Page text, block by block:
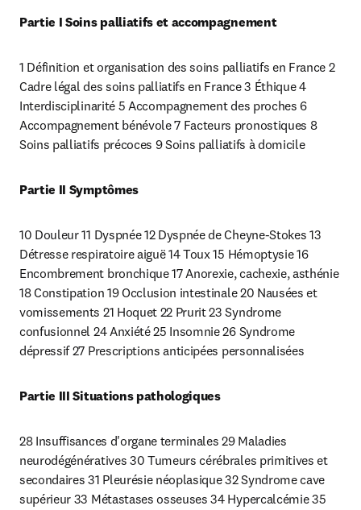
Partie I Soins palliatifs et accompagnement
1 Définition et organisation des soins palliatifs en France 2
Cadre légal des soins palliatifs en France 3 Éthique 4
Interdisciplinarité 5 Accompagnement des proches 6
Accompagnement bénévole 7 Facteurs pronostiques 8
Soins palliatifs précoces 9 Soins palliatifs à domicile
Partie II Symptômes
10 Douleur 11 Dyspnée 12 Dyspnée de Cheyne-Stokes 13
Détresse respiratoire aiguë 14 Toux 15 Hémoptysie 16
Encombrement bronchique 17 Anorexie, cachexie, asthénie
18 Constipation 19 Occlusion intestinale 20 Nausées et
vomissements 21 Hoquet 22 Prurit 23 Syndrome
confusionnel 24 Anxiété 25 Insomnie 26 Syndrome
dépressif 27 Prescriptions anticipées personnalisées
Partie III Situations pathologiques
28 Insuffisances d'organe terminales 29 Maladies
neurodégénératives 30 Tumeurs cérébrales primitives et
secondaires 31 Pleurésie néoplasique 32 Syndrome cave
supérieur 33 Métastases osseuses 34 Hypercalcémie 35